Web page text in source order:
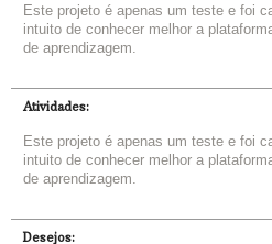
Este projeto é apenas um teste e foi
intuito de conhecer melhor a
de aprendizagem.
Atividades:
Este projeto é apenas um teste e foi
intuito de conhecer melhor a
de aprendizagem.
Desejos: